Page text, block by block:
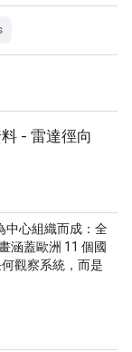
- 雷達徑向
中心組織而成：全
涵蓋歐洲 11 個國
觀察系統，而是